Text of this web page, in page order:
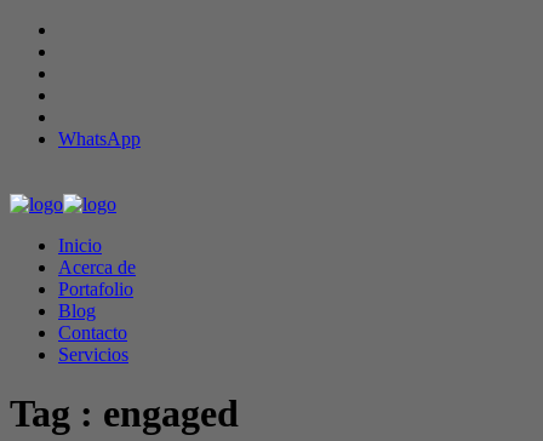
WhatsApp
Inicio
Acerca de
Portafolio
Blog
Contacto
Servicios
Tag : engaged